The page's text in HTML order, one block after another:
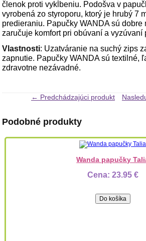
členok proti vykĺbeniu. Podošva v
vyrobená zo styroporu, ktorý je hrubý 7
predieraniu. Papučky WANDA sú dobre
zaručuje komfort pri obúvaní a vyzúvaní
Vlastnosti: Uzatváranie na suchý zips
zapnutie. Papučky WANDA sú textilné,
zdravotne nezávadné.
← Predchádzajúci produkt
Podobné produkty
Wanda papučky
Cena: 23.95 €